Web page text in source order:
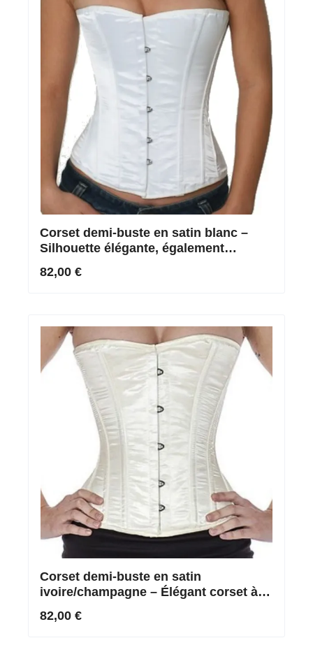
Corset demi-buste en satin blanc –
Silhouette élégante, également
82,00 €
Corset demi-buste en satin
ivoire/champagne – Élégant corset à
82,00 €